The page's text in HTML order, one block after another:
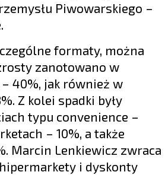
Piwowarskiego –
formaty, można
zanotowano w
40%, jak również w
Z kolei spadki były
typu convenience –
– 10%, a także
Marcin Lenkiewicz zwraca
i dyskonty